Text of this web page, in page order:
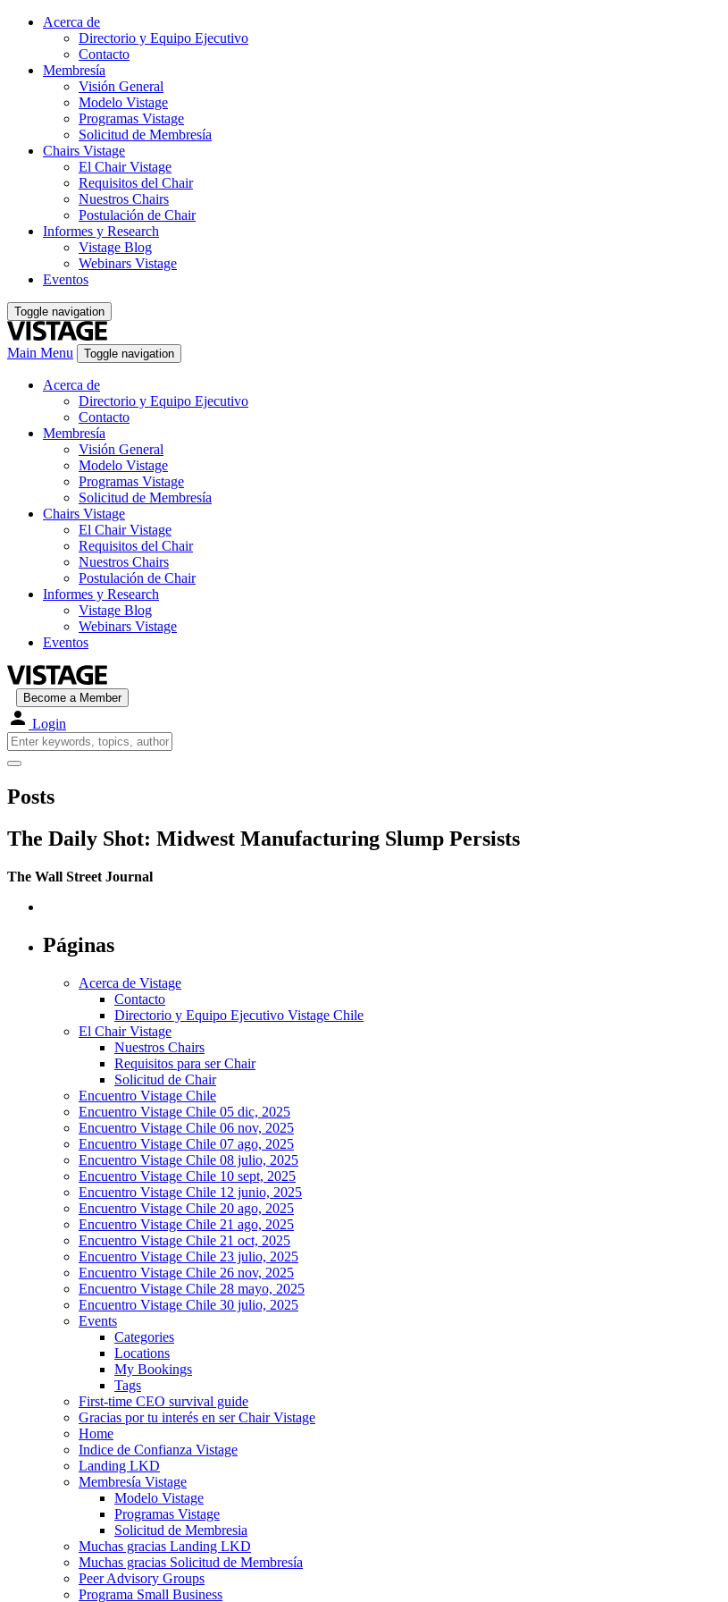
Acerca de
Directorio y Equipo Ejecutivo
Contacto
Membresía
Visión General
Modelo Vistage
Programas Vistage
Solicitud de Membresía
Chairs Vistage
El Chair Vistage
Requisitos del Chair
Nuestros Chairs
Postulación de Chair
Informes y Research
Vistage Blog
Webinars Vistage
Eventos
Toggle navigation
Main Menu Toggle navigation
Acerca de
Directorio y Equipo Ejecutivo
Contacto
Membresía
Visión General
Modelo Vistage
Programas Vistage
Solicitud de Membresía
Chairs Vistage
El Chair Vistage
Requisitos del Chair
Nuestros Chairs
Postulación de Chair
Informes y Research
Vistage Blog
Webinars Vistage
Eventos
Become a Member
Login
Posts
The Daily Shot: Midwest Manufacturing Slump Persists
The Wall Street Journal
Páginas
Acerca de Vistage
Contacto
Directorio y Equipo Ejecutivo Vistage Chile
El Chair Vistage
Nuestros Chairs
Requisitos para ser Chair
Solicitud de Chair
Encuentro Vistage Chile
Encuentro Vistage Chile 05 dic, 2025
Encuentro Vistage Chile 06 nov, 2025
Encuentro Vistage Chile 07 ago, 2025
Encuentro Vistage Chile 08 julio, 2025
Encuentro Vistage Chile 10 sept, 2025
Encuentro Vistage Chile 12 junio, 2025
Encuentro Vistage Chile 20 ago, 2025
Encuentro Vistage Chile 21 ago, 2025
Encuentro Vistage Chile 21 oct, 2025
Encuentro Vistage Chile 23 julio, 2025
Encuentro Vistage Chile 26 nov, 2025
Encuentro Vistage Chile 28 mayo, 2025
Encuentro Vistage Chile 30 julio, 2025
Events
Categories
Locations
My Bookings
Tags
First-time CEO survival guide
Gracias por tu interés en ser Chair Vistage
Home
Indice de Confianza Vistage
Landing LKD
Membresía Vistage
Modelo Vistage
Programas Vistage
Solicitud de Membresia
Muchas gracias Landing LKD
Muchas gracias Solicitud de Membresía
Peer Advisory Groups
Programa Small Business